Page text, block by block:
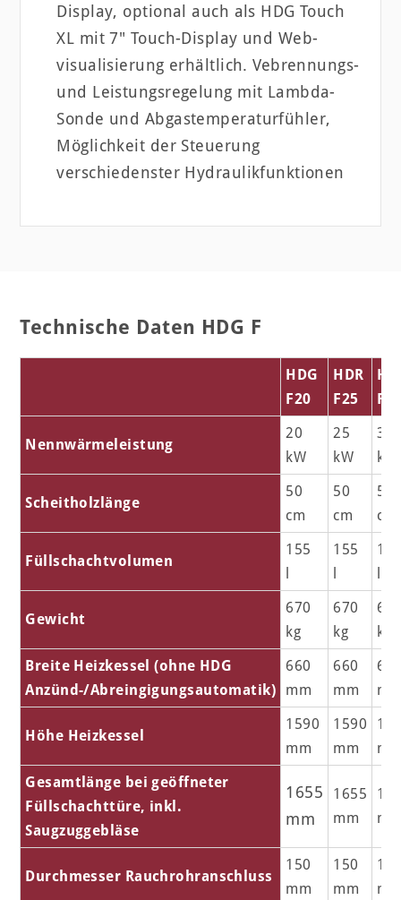
Display, optional auch als HDG Touch
XL mit 7" Touch-Display und Web-
visualisierung erhältlich. Vebrennungs-
und Leistungsregelung mit Lambda-
Sonde und Abgastemperaturfühler,
Möglichkeit der Steuerung
verschiedenster Hydraulikfunktionen
Technische Daten HDG F
HDG
F20
HDR
F25
Nennwärmeleistung
20
kW
25
kW
30
kW
Scheitholzlänge
50
cm
50
cm
50
cm
Füllschachtvolumen
155
155
Gewicht
670
kg
670
kg
kg
Breite Heizkessel (ohne HDG
Anzünd-/Abreingigungsautomatik)
660
mm
660
mm
Höhe Heizkessel
1590
mm
1590
mm
Gesamtlänge bei geöffneter
Füllschachttüre, inkl.
Saugzuggebläse
1655
mm
1655
mm
Durchmesser Rauchrohranschluss
150
mm
150
mm